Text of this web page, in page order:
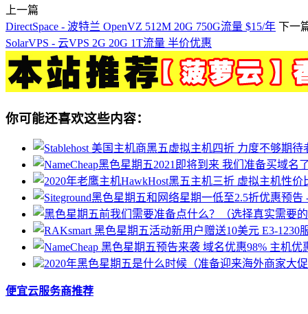
上一篇
DirectSpace - 波特兰 OpenVZ 512M 20G 750G流量 $15/年 下一
SolarVPS - 云VPS 2G 20G 1T流量 半价优惠
你可能还喜欢这些内容：
2020年黑色星期五是什么时候（准备迎来海外商家大
便宜云服务商推荐